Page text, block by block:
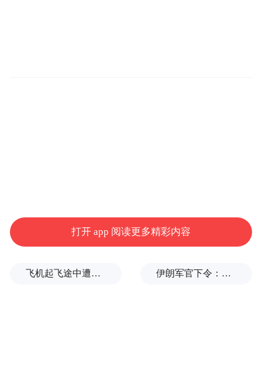
打开 app 阅读更多精彩内容
飞机起飞途中遭雷击！航班滞留3小时临时换机 伊朗军官下令：如果美军踏上我国领土，就砍掉他们脚！